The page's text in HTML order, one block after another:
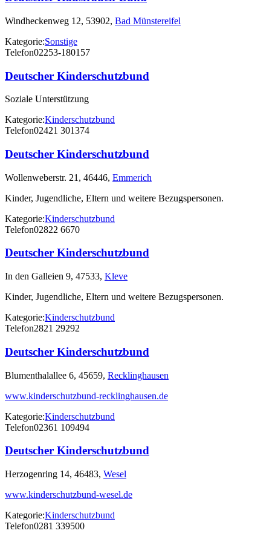
Windheckenweg 12, 53902, Bad Münstereifel
Kategorie:Sonstige
Telefon02253-180157
Deutscher Kinderschutzbund
Soziale Unterstützung
Kategorie:Kinderschutzbund
Telefon02421 301374
Deutscher Kinderschutzbund
Wollenweberstr. 21, 46446, Emmerich
Kinder, Jugendliche, Eltern und weitere Bezugspersonen.
Kategorie:Kinderschutzbund
Telefon02822 6670
Deutscher Kinderschutzbund
In den Galleien 9, 47533, Kleve
Kinder, Jugendliche, Eltern und weitere Bezugspersonen.
Kategorie:Kinderschutzbund
Telefon2821 29292
Deutscher Kinderschutzbund
Blumenthalallee 6, 45659, Recklinghausen
www.kinderschutzbund-recklinghausen.de
Kategorie:Kinderschutzbund
Telefon02361 109494
Deutscher Kinderschutzbund
Herzogenring 14, 46483, Wesel
www.kinderschutzbund-wesel.de
Kategorie:Kinderschutzbund
Telefon0281 339500